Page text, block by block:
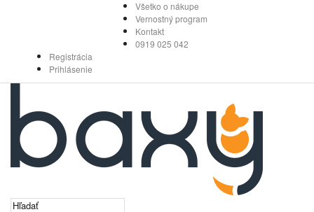
Všetko o nákupe
Vernostný program
Kontakt
0919 025 042
Registrácia
Prihlásenie